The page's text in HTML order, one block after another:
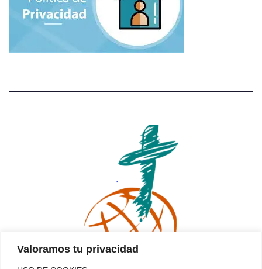
Valoramos tu privacidad